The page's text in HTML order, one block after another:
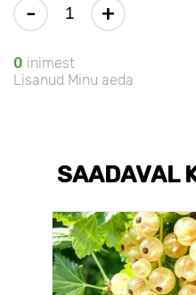
- +
0 inimest
Lisanud Minu aeda
SAADAVAL